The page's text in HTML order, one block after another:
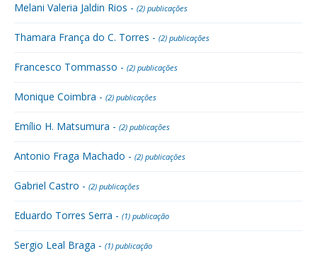
Melani Valeria Jaldin Rios - (2) publicações
Thamara França do C. Torres - (2) publicações
Francesco Tommasso - (2) publicações
Monique Coimbra - (2) publicações
Emílio H. Matsumura - (2) publicações
Antonio Fraga Machado - (2) publicações
Gabriel Castro - (2) publicações
Eduardo Torres Serra - (1) publicação
Sergio Leal Braga - (1) publicação